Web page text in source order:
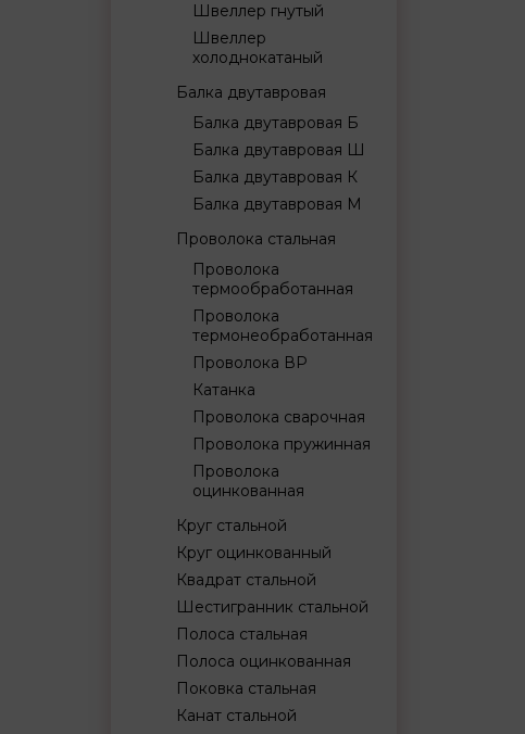
Швеллер гнутый
Швеллер
холоднокатаный
Балка двутавровая
Балка двутавровая Б
Балка двутавровая Ш
Балка двутавровая К
Балка двутавровая М
Проволока стальная
Проволока
термообработанная
Проволока
термонеобработанная
Проволока ВР
Катанка
Проволока сварочная
Проволока пружинная
Проволока
оцинкованная
Круг стальной
Круг оцинкованный
Квадрат стальной
Шестигранник стальной
Полоса стальная
Полоса оцинкованная
Поковка стальная
Канат стальной